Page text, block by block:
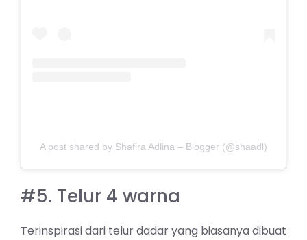
A post shared by Shafira Adlina – Blogger (@shaadl)
#5. Telur 4 warna
Terinspirasi dari telur dadar yang biasanya dibuat